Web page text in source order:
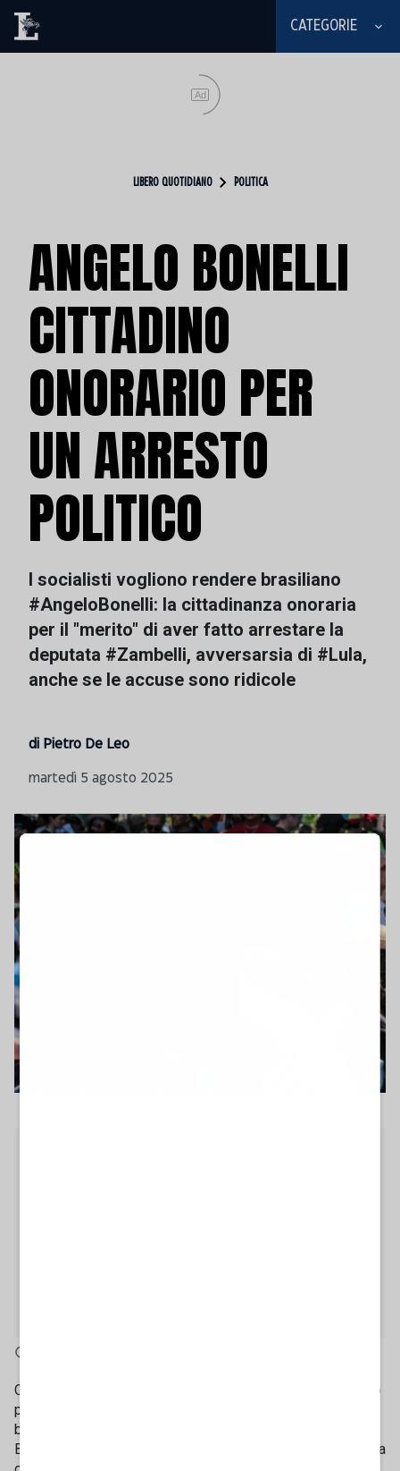
CATEGORIE
Ad
LIBERO QUOTIDIANO POLITICA
ANGELO BONELLI
CITTADINO
ONORARIO PER
UN ARRESTO
POLITICO
I socialisti vogliono rendere brasiliano
#AngeloBonelli: la cittadinanza onoraria
per il "merito" di aver fatto arrestare la
deputata #Zambelli, avversarsia di #Lula,
anche se le accuse sono ridicole
di Pietro De Leo
martedì 5 agosto 2025
C’è un caso che suona secondario nel novero del confronto
pubblico italiano: è quello di Carla Zambelli, parlamentare
brasiliana, esponente del partito dell’ex presidente
Bolsonaro. È detenuta a Roma, a Rebibbia: dopo esser stata